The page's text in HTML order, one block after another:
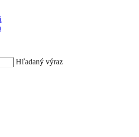
Hľadaný výraz